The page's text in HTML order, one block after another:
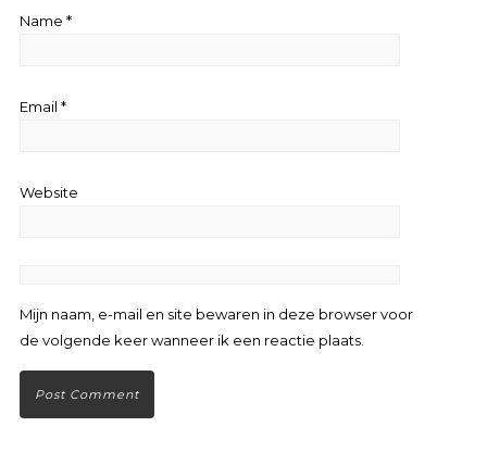
Name *
Email *
Website
Mijn naam, e-mail en site bewaren in deze browser voor
de volgende keer wanneer ik een reactie plaats.